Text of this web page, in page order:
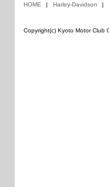
HOME Harley-Davidson
Copyright(c) Kyoto Motor Club